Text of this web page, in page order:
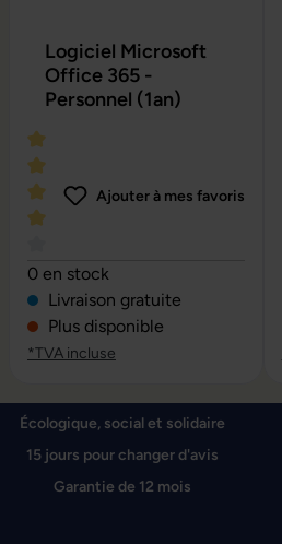
Logiciel Microsoft
Office 365 -
Personnel (1an)
Note moyenne de 4 sur 5 étoiles
Ajouter à mes favoris
0 en stock
Livraison gratuite
Plus disponible
*TVA incluse
Écologique, social et solidaire
15 jours pour changer d'avis
Garantie de 12 mois